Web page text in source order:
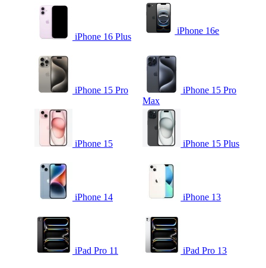
iPhone 16 Plus
iPhone 16e
iPhone 15 Pro
iPhone 15 Pro
Max
iPhone 15 iPhone 15 Plus
iPhone 14 iPhone 13
iPad Pro 11 iPad Pro 13